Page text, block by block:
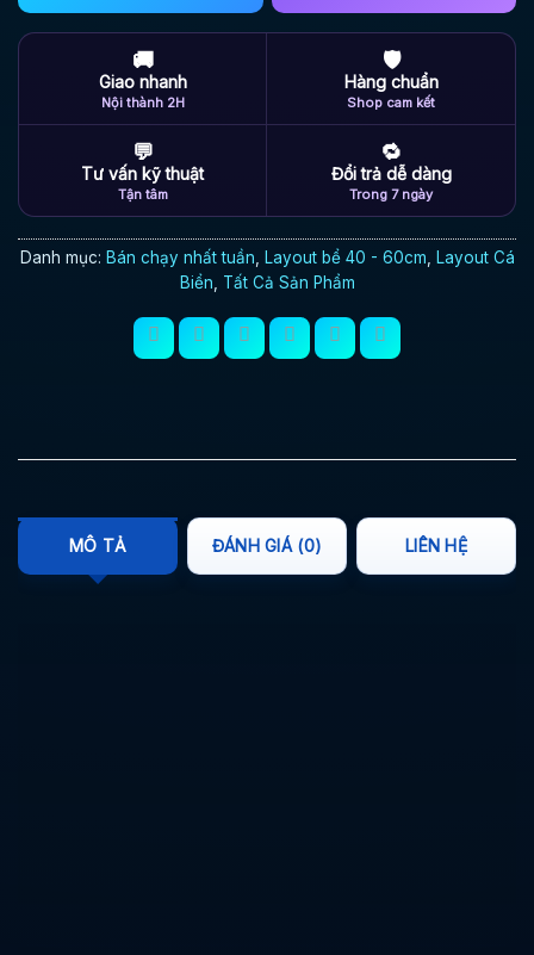
🚚
Giao nhanh
Nội thành 2H
🛡
Hàng chuẩn
Shop cam kết
💬
Tư vấn kỹ thuật
Tận tâm
🔁
Đổi trả dễ dàng
Trong 7 ngày
Danh mục: Bán chạy nhất tuần Layout bể 40 - 60cm
Layout Cá
Biển
Tất Cả Sản Phẩm
MÔ TẢ ĐÁNH GIÁ (0) LIÊN HỆ